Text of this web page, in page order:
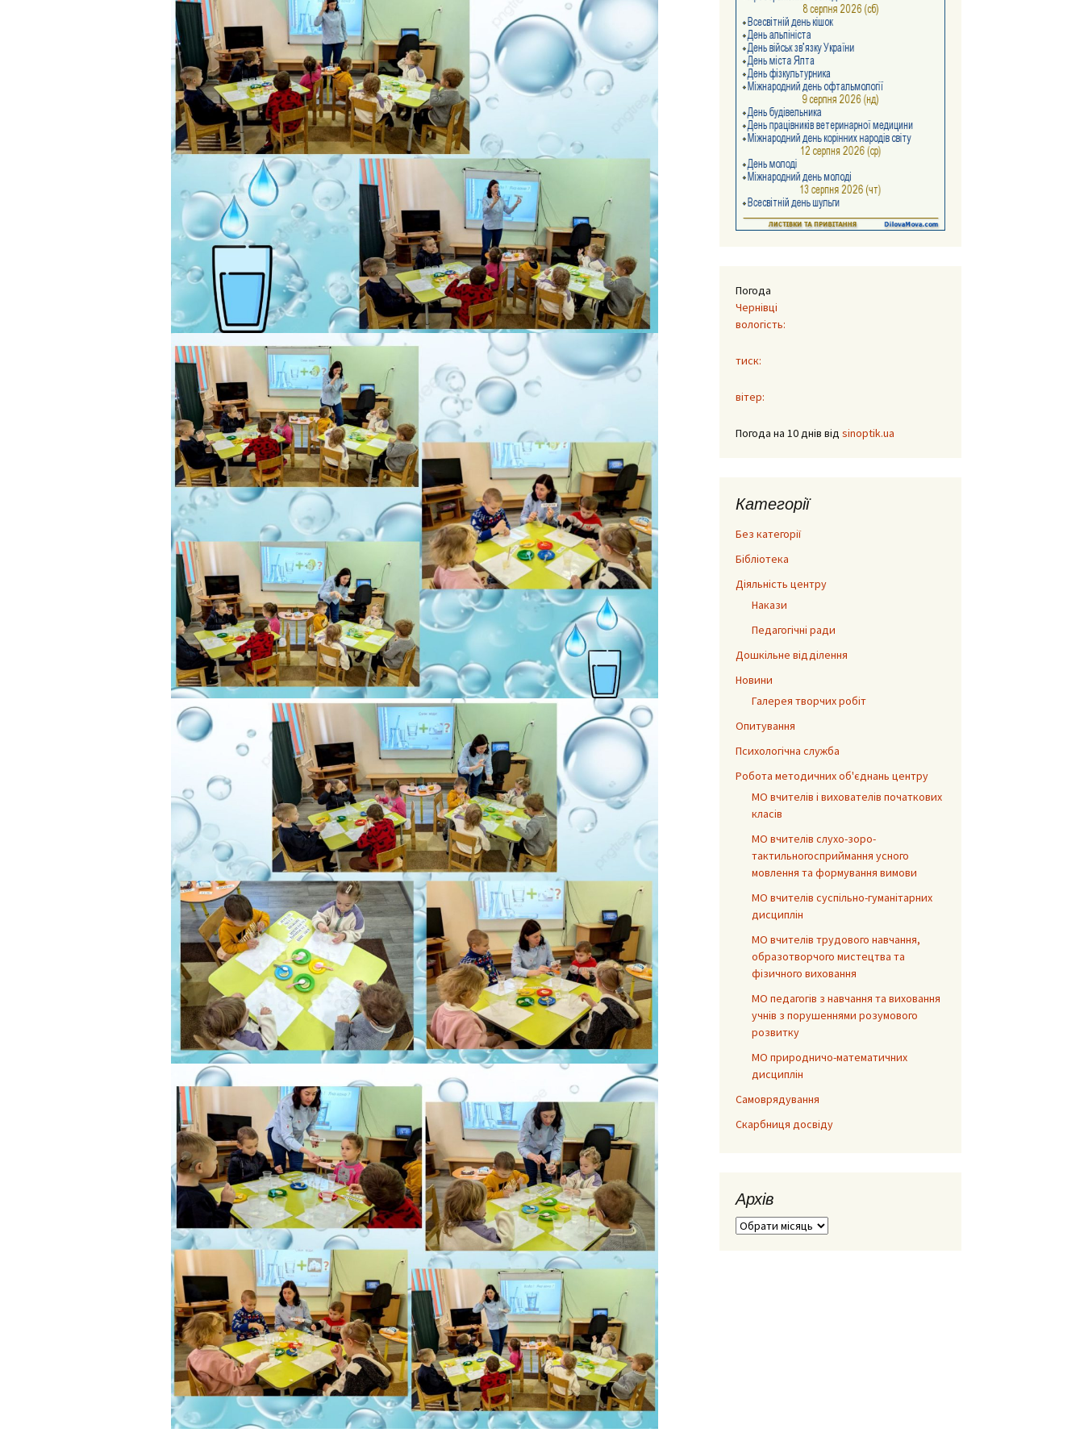
порушеннями
МО вчителів трудового
навчання,
образотворчого
мистецтва та фізичного
виховання
МО вчителів і
вихователів початкових
класів
Методичне об’єднання
педагогів з навчання і
виховання учнів
початкових класів з
порушеннями
інтелектуального
розвитку
Погода
Чернівці
вологість:
тиск:
вітер:
Погода на 10 днів від sinoptik.ua
Категорії
Без категорії
Бібліотека
Діяльність центру
Накази
Педагогічні ради
Дошкільне відділення
Новини
Галерея творчих робіт
Опитування
Психологічна служба
Робота методичних об'єднань центру
МО вчителів і вихователів початкових
класів
МО вчителів слухо-зоро-
тактильногосприймання усного
мовлення та формування вимови
МО вчителів суспільно-гуманітарних
дисциплін
МО вчителів трудового навчання,
образотворчого мистецтва та
фізичного виховання
МО педагогів з навчання та виховання
учнів з порушеннями розумового
розвитку
МО природничо-математичних
дисциплін
Самоврядування
Скарбниця досвіду
Архів
Архів